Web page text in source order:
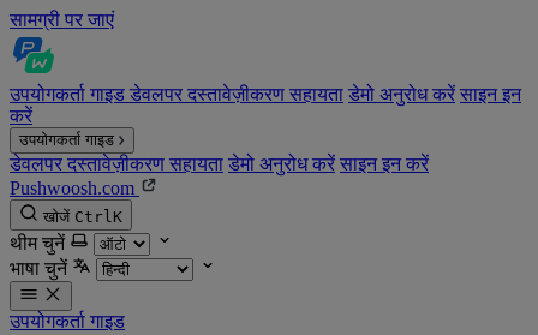
सामग्री पर जाएं
उपयोगकर्ता गाइड डेवलपर दस्तावेज़ीकरण सहायता डेमो अनुरोध करें साइन इन
करें
उपयोगकर्ता गाइड
डेवलपर दस्तावेज़ीकरण सहायता डेमो अनुरोध करें साइन इन करें
Pushwoosh.com
खोजें CtrlK
थीम चुनें
भाषा चुनें
उपयोगकर्ता गाइड